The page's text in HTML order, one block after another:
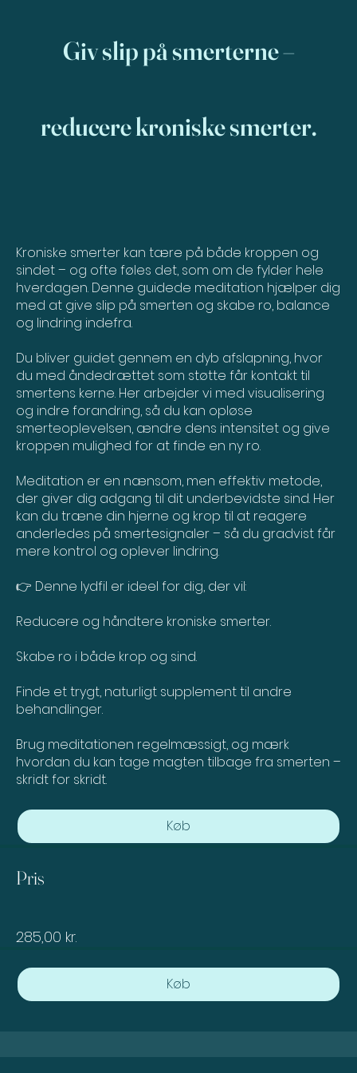
Giv slip på smerterne –
reducere kroniske smerter.
Kroniske smerter kan tære på både kroppen og
sindet – og ofte føles det, som om de fylder hele
hverdagen. Denne guidede meditation hjælper dig
med at give slip på smerten og skabe ro, balance
og lindring indefra.
Du bliver guidet gennem en dyb afslapning, hvor
du med åndedrættet som støtte får kontakt til
smertens kerne. Her arbejder vi med visualisering
og indre forandring, så du kan opløse
smerteoplevelsen, ændre dens intensitet og give
kroppen mulighed for at finde en ny ro.
Meditation er en nænsom, men effektiv metode,
der giver dig adgang til dit underbevidste sind. Her
kan du træne din hjerne og krop til at reagere
anderledes på smertesignaler – så du gradvist får
mere kontrol og oplever lindring.
👉 Denne lydfil er ideel for dig, der vil:
Reducere og håndtere kroniske smerter.
Skabe ro i både krop og sind.
Finde et trygt, naturligt supplement til andre
behandlinger.
Brug meditationen regelmæssigt, og mærk
hvordan du kan tage magten tilbage fra smerten –
skridt for skridt.
Køb
Pris
285,00 kr.
Køb